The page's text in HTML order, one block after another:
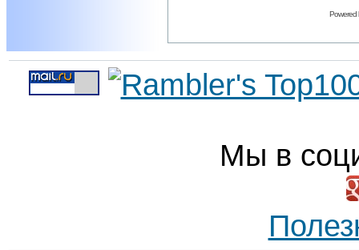
Powered
Мы в